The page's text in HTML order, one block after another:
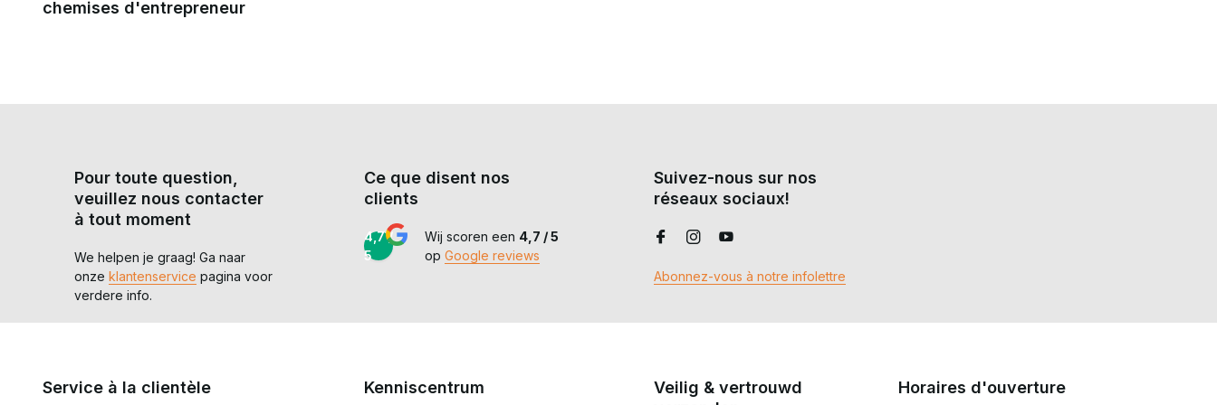
Idéal pour...
Sweat à capuche
Isolant, couche intermédiaire
manches
Chemise de chantier
Ceinture tactique / Harnais
chemises d'entrepreneur
Pour toute question,
veuillez nous contacter
à tout moment
We helpen je graag! Ga naar
onze klantenservice pagina voor
verdere info.
Ce que disent nos
clients
4,7 /
5
Wij scoren een 4,7 / 5
op Google reviews
Suivez-nous sur nos
réseaux sociaux!
Abonnez-vous à notre infolettre
Service à la clientèle Kenniscentrum
Veilig & vertrouwd
Horaires d'ouverture